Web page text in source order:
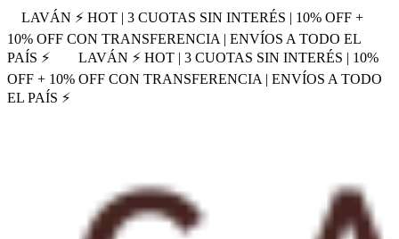
LAVÁN ⚡ HOT | 3 CUOTAS SIN INTERÉS | 10% OFF +
10% OFF CON TRANSFERENCIA | ENVÍOS A TODO EL
PAÍS ⚡
LAVÁN ⚡ HOT | 3 CUOTAS SIN INTERÉS | 10%
OFF + 10% OFF CON TRANSFERENCIA | ENVÍOS A TODO
EL PAÍS ⚡